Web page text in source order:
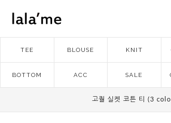
TEE BLOUSE KNIT
BOTTOM ACC SALE
고퀄 실켓 코튼 티 (3